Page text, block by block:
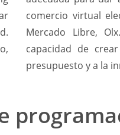
comercio virtual
Mercado Libre,
capacidad de
presupuesto y a la